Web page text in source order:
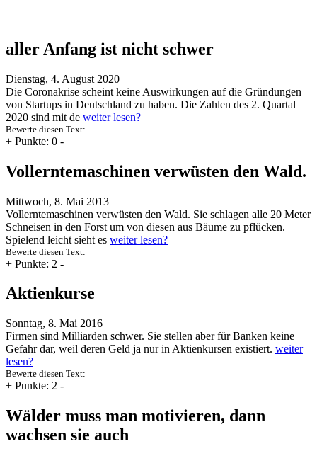
aller Anfang ist nicht schwer
Dienstag, 4. August 2020
Die Coronakrise scheint keine Auswirkungen auf die Gründungen
von Startups in Deutschland zu haben. Die Zahlen des 2. Quartal
2020 sind mit de weiter lesen?
Bewerte diesen Text:
+ Punkte: 0 -
Vollerntemaschinen verwüsten den Wald.
Mittwoch, 8. Mai 2013
Vollerntemaschinen verwüsten den Wald. Sie schlagen alle 20 Meter
Schneisen in den Forst um von diesen aus Bäume zu pflücken.
Spielend leicht sieht es weiter lesen?
Bewerte diesen Text:
+ Punkte: 2 -
Aktienkurse
Sonntag, 8. Mai 2016
Firmen sind Milliarden schwer. Sie stellen aber für Banken keine
Gefahr dar, weil deren Geld ja nur in Aktienkursen existiert. weiter
lesen?
Bewerte diesen Text:
+ Punkte: 2 -
Wälder muss man motivieren, dann
wachsen sie auch